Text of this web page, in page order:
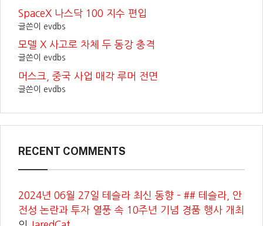
SpaceX 나스닥 100 지수 편입
글쓴이 evdbs
모델 X 사고로 차체 두 동강 충격
글쓴이 evdbs
머스크, 중국 사업 매각 루머 전면
글쓴이 evdbs
RECENT COMMENTS
2024년 06월 27일 테슬라 최신 동향 – ## 테슬라, 안
전성 논란과 투자 열풍 속 10주년 기념 경품 행사 개최